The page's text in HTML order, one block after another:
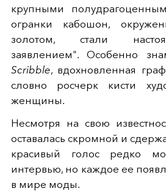
крупными
огранки кабошон,
золотом, стали
заявлением". Особенно
Scribble, вдохновленная
словно росчерк кисти
женщины.
Несмотря на свою
оставалась скромной и
красивый голос редко
интервью, но каждое ее
в мире моды.